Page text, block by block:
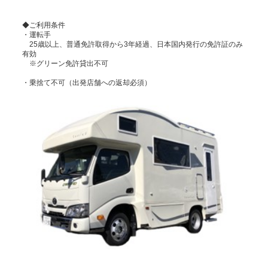
◆ご利用条件
・運転手
25歳以上、普通免許取得から3年経過、日本国内発行の免許証のみ
有効
※グリーン免許貸出不可
・乗捨て不可（出発店舗への返却必須）